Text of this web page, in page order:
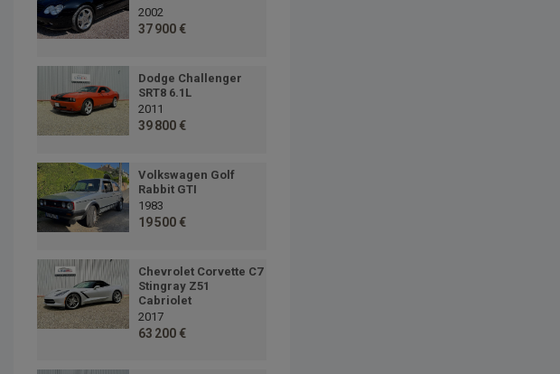
2002
37 900 €
Dodge Challenger
SRT8 6.1L
2011
39 800 €
Volkswagen Golf
Rabbit GTI
1983
19 500 €
Chevrolet Corvette C7
Stingray Z51
Cabriolet
2017
63 200 €